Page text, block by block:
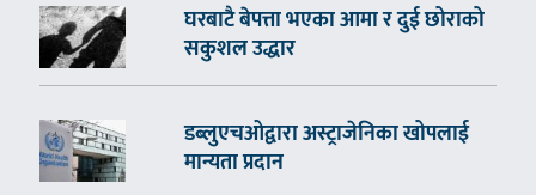
घरबाटै बेपत्ता भएका आमा र दुई छोराको
सकुशल उद्धार
डब्लुएचओद्वारा अस्ट्राजेनिका खोपलाई
मान्यता प्रदान